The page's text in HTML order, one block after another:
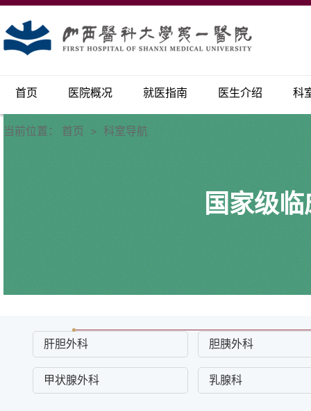
首页 医院概况 就医指南 医生介绍 科
当前位置： 首页 > 科室导航
国家级
肝胆外科 胆胰外科
甲状腺外科 乳腺科